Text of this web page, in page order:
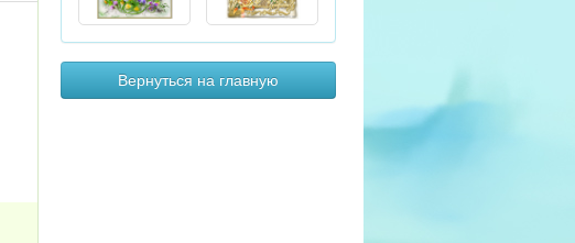
Вернуться на главную